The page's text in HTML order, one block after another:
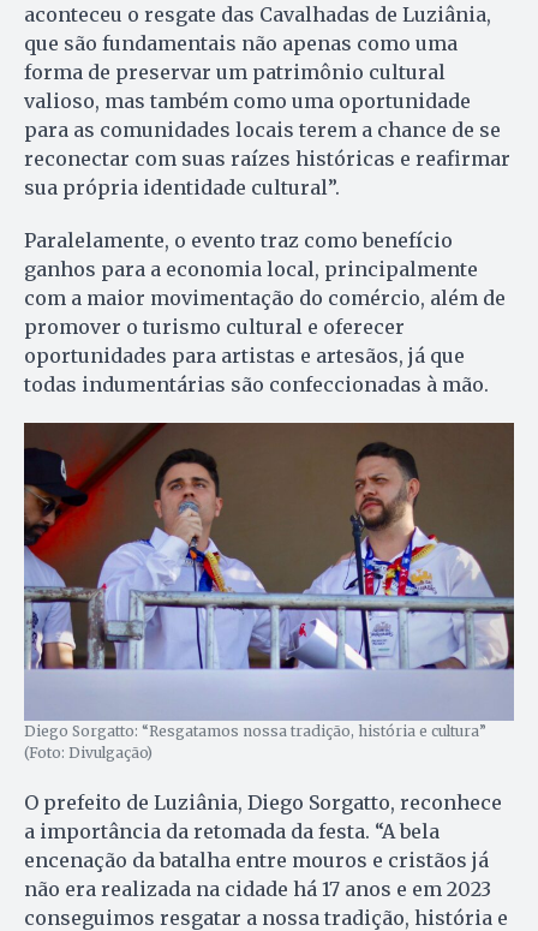
aconteceu o resgate das Cavalhadas de Luziânia,
que são fundamentais não apenas como uma
forma de preservar um patrimônio cultural
valioso, mas também como uma oportunidade
para as comunidades locais terem a chance de se
reconectar com suas raízes históricas e reafirmar
sua própria identidade cultural”.
Paralelamente, o evento traz como benefício
ganhos para a economia local, principalmente
com a maior movimentação do comércio, além de
promover o turismo cultural e oferecer
oportunidades para artistas e artesãos, já que
todas indumentárias são confeccionadas à mão.
Diego Sorgatto: “Resgatamos nossa tradição, história e cultura”
(Foto: Divulgação)
O prefeito de Luziânia, Diego Sorgatto, reconhece
a importância da retomada da festa. “A bela
encenação da batalha entre mouros e cristãos já
não era realizada na cidade há 17 anos e em 2023
conseguimos resgatar a nossa tradição, história e